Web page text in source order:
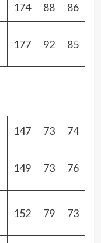
174 88 86
177 92 85
147 73 74
149 73 76
152 79 73